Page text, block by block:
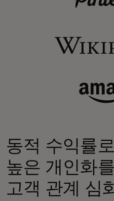
동적 수익률
높은 개인화
고객 관계 심